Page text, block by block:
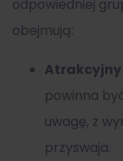
odpowiedniej
obejmują:
powinna
uwagę, z
przyswaja.